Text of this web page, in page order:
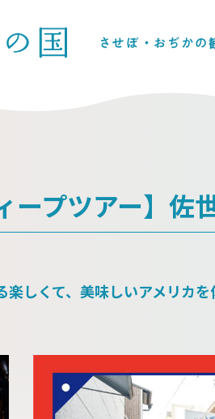
ープツアー】
楽しくて、美味しいアメリカを